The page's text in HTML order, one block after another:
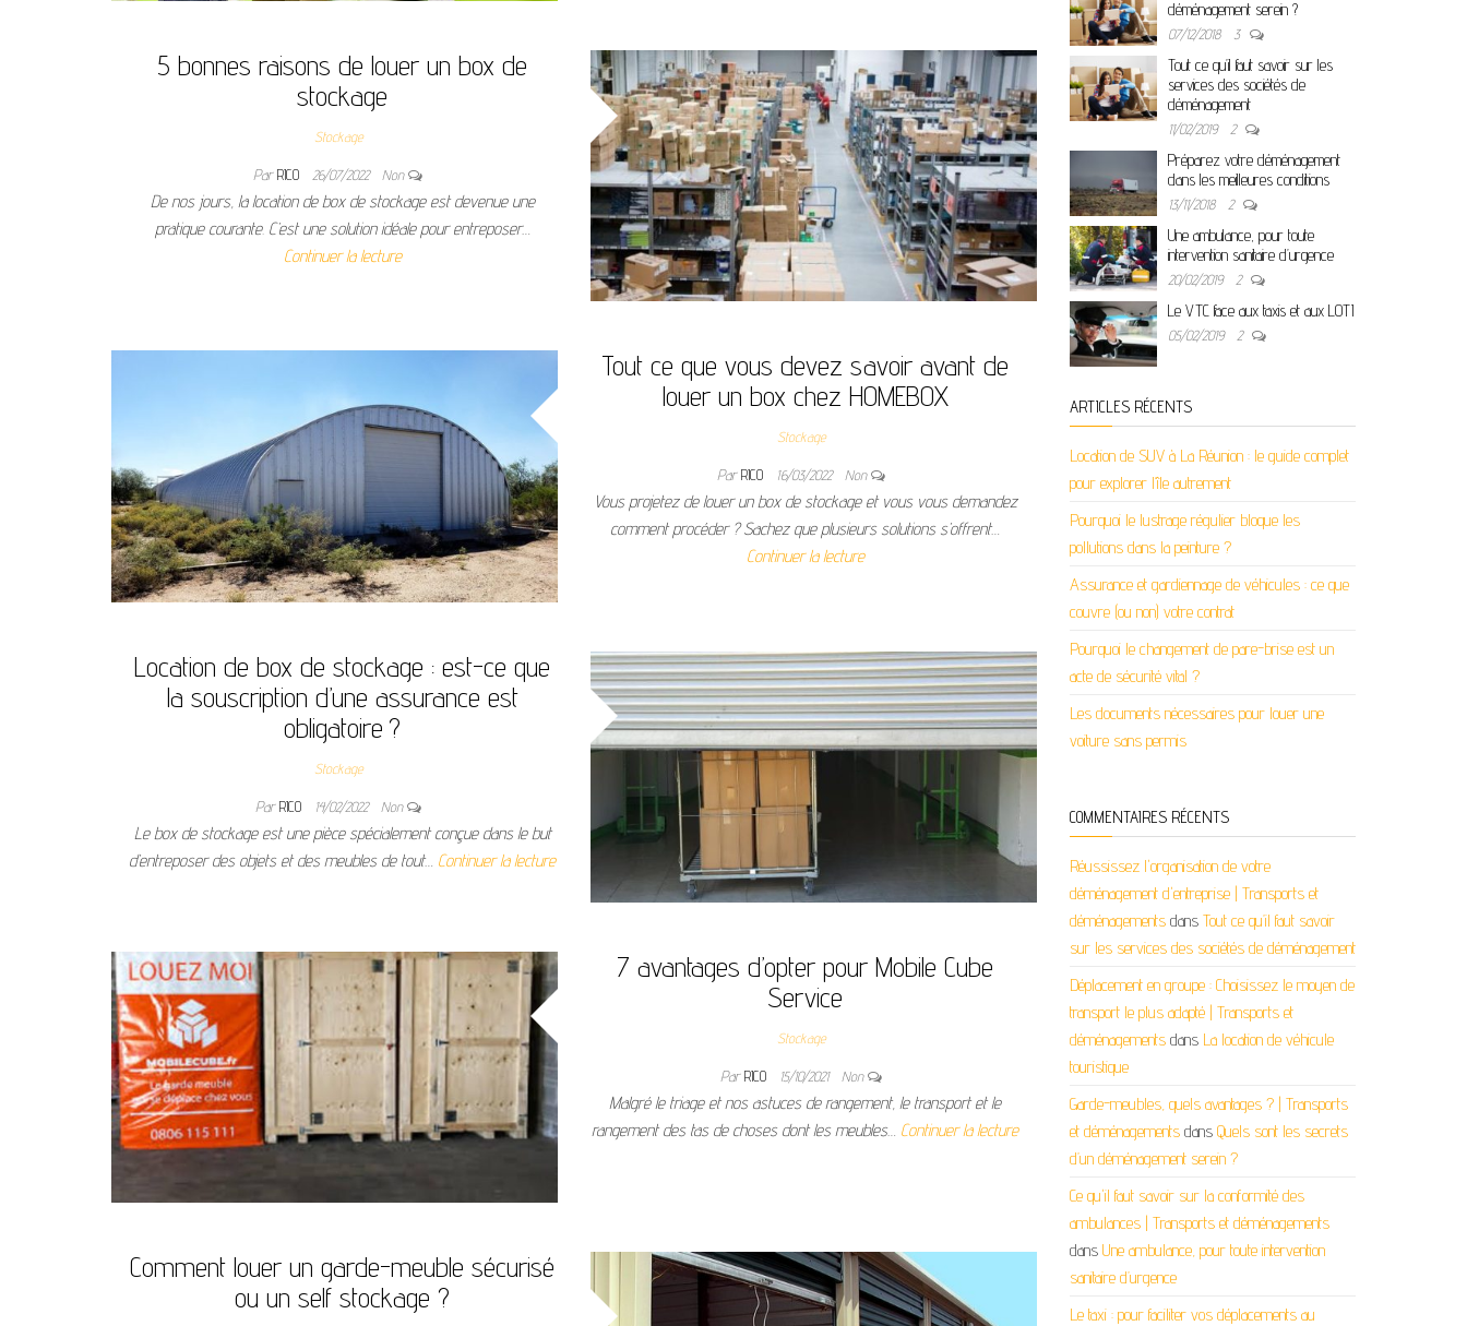
5 bonnes raisons de louer un box de
stockage
Stockage
ParRICO 26/07/2022 Non
De nos jours, la location de box de stockage est devenue une
pratique courante. C’est une solution idéale pour entreposer…
Continuer la lecture
Tout ce que vous devez savoir avant de
louer un box chez HOMEBOX
Stockage
ParRICO 16/03/2022 Non
Vous projetez de louer un box de stockage et vous vous demandez
comment procéder ? Sachez que plusieurs solutions s’offrent…
Continuer la lecture
Location de box de stockage : est-ce que
la souscription d’une assurance est
obligatoire ?
Stockage
ParRICO 14/02/2022 Non
Le box de stockage est une pièce spécialement conçue dans le but
d’entreposer des objets et des meubles de tout… Continuer la lecture
7 avantages d’opter pour Mobile Cube
Service
Stockage
ParRICO 15/10/2021 Non
Malgré le triage et nos astuces de rangement, le transport et le
rangement des tas de choses dont les meubles… Continuer la lecture
Comment louer un garde-meuble sécurisé
ou un self stockage ?
déménagement serein ?
07/12/2018 3
Tout ce qu’il faut savoir sur les
services des sociétés de
déménagement
11/02/2019 2
Préparez votre déménagement
dans les meilleures conditions
13/11/2018 2
Une ambulance, pour toute
intervention sanitaire d’urgence
20/02/2019 2
Le VTC face aux taxis et aux LOTI
05/02/2019 2
ARTICLES RÉCENTS
Location de SUV à La Réunion : le guide complet
pour explorer l’île autrement
Pourquoi le lustrage régulier bloque les
pollutions dans la peinture ?
Assurance et gardiennage de véhicules : ce que
couvre (ou non) votre contrat
Pourquoi le changement de pare-brise est un
acte de sécurité vital ?
Les documents nécessaires pour louer une
voiture sans permis
COMMENTAIRES RÉCENTS
Réussissez l'organisation de votre
déménagement d'entreprise | Transports et
déménagementsdans Tout ce qu’il faut savoir
sur les services des sociétés de déménagement
Déplacement en groupe : Choisissez le moyen de
transport le plus adapté | Transports et
déménagementsdans La location de véhicule
touristique
Garde-meubles, quels avantages ? | Transports
et déménagementsdans Quels sont les secrets
d’un déménagement serein ?
Ce qu'il faut savoir sur la conformité des
ambulances | Transports et déménagements
dans Une ambulance, pour toute intervention
sanitaire d’urgence
Le taxi : pour faciliter vos déplacements au